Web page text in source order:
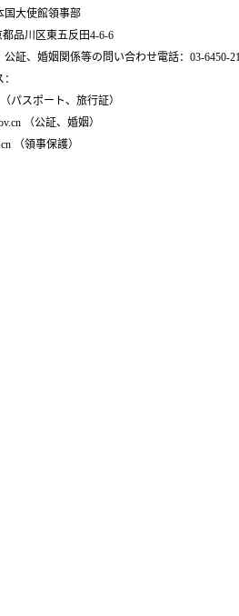
国大使館領事部
品川区東五反田4-6-6
証、婚姻関係等の問い合わせ電話：03-6450-
パスポート、旅行証）
（公証、婚姻）
（領事保護）